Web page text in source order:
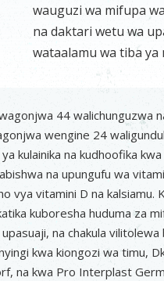
wauguzi wa mifupa
na daktari wetu wa
wataalamu wa tiba ya
44 walichunguzwa
wengine 24
ya kulainika na kudhoofika
na upungufu wa
vya vitamini D na kalsiamu.
kuboresha huduma za
na chakula
kwa kiongozi wa timu,
na kwa Pro Interplast